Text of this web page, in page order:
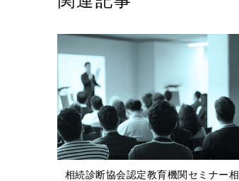
相続診断協会認定教育機関セミナー相